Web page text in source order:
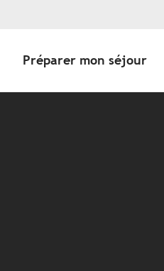
Préparer mon séjour